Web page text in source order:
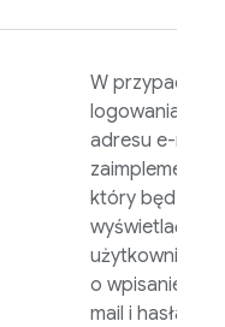
W przypadku
logowania za
adresu e-mail i
zaimplementuj
który będzie
wyświetlać
użytkownikom
o wpisanie
mail i hasła.